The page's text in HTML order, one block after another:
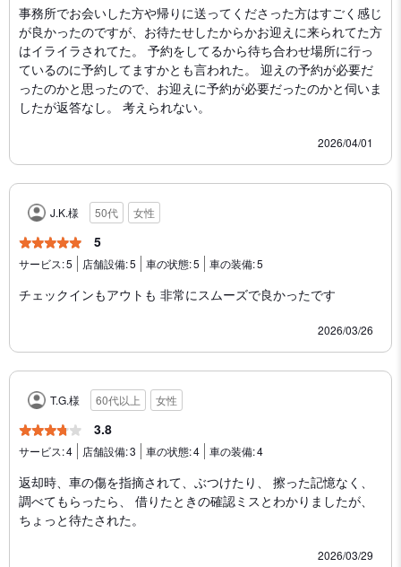
事務所でお会いした方や帰りに送ってくださった方はすごく感じ
が良かったのですが、お待たせしたからかお迎えに来られてた方
はイライラされてた。 予約をしてるから待ち合わせ場所に行っ
ているのに予約してますかとも言われた。 迎えの予約が必要だ
ったのかと思ったので、お迎えに予約が必要だったのかと伺いま
したが返答なし。 考えられない。
2026/04/01
J.K.様 50代 女性
5
サービス:5 店舗設備:5 車の状態:5 車の装備:5
チェックインもアウトも 非常にスムーズで良かったです
2026/03/26
T.G.様 60代以上 女性
3.8
サービス:4 店舗設備:3 車の状態:4 車の装備:4
返却時、車の傷を指摘されて、ぶつけたり、 擦った記憶なく、
調べてもらったら、 借りたときの確認ミスとわかりましたが、
ちょっと待たされた。
2026/03/29